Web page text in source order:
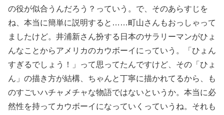
の役が似合うんだろう？っていう。で、そのあらすじを
ね、本当に簡単に説明すると……町山さんもおっしゃって
ましたけど。井浦新さん扮する日本のサラリーマンがひょ
んなことからアメリカのカウボーイにっていう。「ひょん
すぎるでしょう！」って思ってたんですけど、その「ひょ
ん」の描き方が結構、ちゃんと丁寧に描かれてるから、も
のすごいハチャメチャな物語ではないというか。本当に必
然性を持ってカウボーイになっていくっていうね。それも